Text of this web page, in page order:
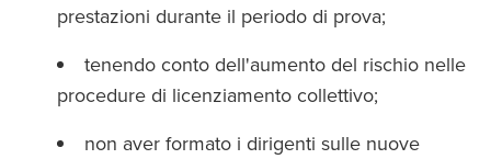
prestazioni durante il periodo di prova;
tenendo conto dell'aumento del rischio nelle
procedure di licenziamento collettivo;
non aver formato i dirigenti sulle nuove